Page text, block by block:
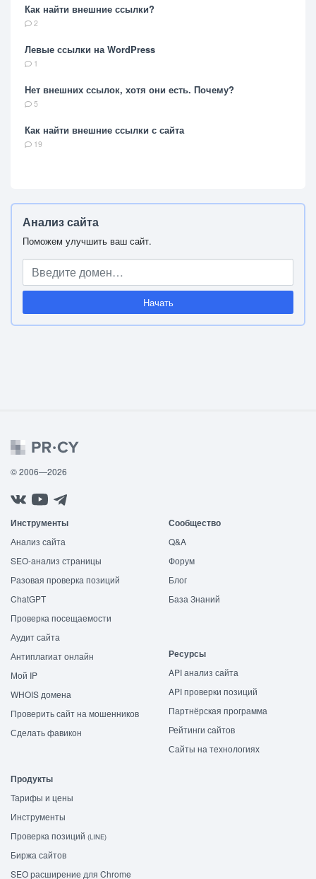
Как найти внешние ссылки?
2
Левые ссылки на WordPress
1
Нет внешних ссылок, хотя они есть. Почему?
5
Как найти внешние ссылки с сайта
19
Анализ сайта
Поможем улучшить ваш сайт.
Начать
© 2006—2026
Инструменты
Анализ сайта
SEO-анализ страницы
Разовая проверка позиций
ChatGPT
Проверка посещаемости
Аудит сайта
Антиплагиат онлайн
Мой IP
WHOIS домена
Проверить сайт на мошенников
Сделать фавикон
Сообщество
Q&A
Форум
Блог
База Знаний
Ресурсы
API анализ сайта
API проверки позиций
Партнёрская программа
Рейтинги сайтов
Сайты на технологиях
Продукты
Тарифы и цены
Инструменты
Проверка позиций (LINE)
Биржа сайтов
SEO расширение для Chrome